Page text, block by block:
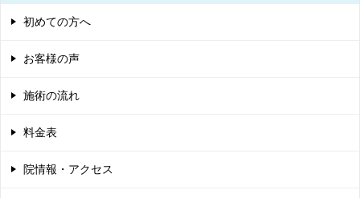
初めての方へ
お客様の声
施術の流れ
料金表
院情報・アクセス